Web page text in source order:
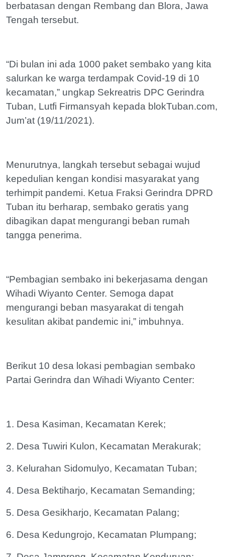
berbatasan dengan Rembang dan Blora, Jawa
Tengah tersebut.
“Di bulan ini ada 1000 paket sembako yang kita
salurkan ke warga terdampak Covid-19 di 10
kecamatan,” ungkap Sekreatris DPC Gerindra
Tuban, Lutfi Firmansyah kepada blokTuban.com,
Jum’at (19/11/2021).
Menurutnya, langkah tersebut sebagai wujud
kepedulian kengan kondisi masyarakat yang
terhimpit pandemi. Ketua Fraksi Gerindra DPRD
Tuban itu berharap, sembako geratis yang
dibagikan dapat mengurangi beban rumah
tangga penerima.
“Pembagian sembako ini bekerjasama dengan
Wihadi Wiyanto Center. Semoga dapat
mengurangi beban masyarakat di tengah
kesulitan akibat pandemic ini,” imbuhnya.
Berikut 10 desa lokasi pembagian sembako
Partai Gerindra dan Wihadi Wiyanto Center:
1. Desa Kasiman, Kecamatan Kerek;
2. Desa Tuwiri Kulon, Kecamatan Merakurak;
3. Kelurahan Sidomulyo, Kecamatan Tuban;
4. Desa Bektiharjo, Kecamatan Semanding;
5. Desa Gesikharjo, Kecamatan Palang;
6. Desa Kedungrojo, Kecamatan Plumpang;